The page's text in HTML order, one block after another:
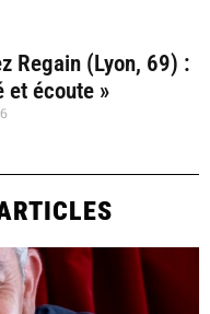
Regain (Lyon, 69) :
et écoute »